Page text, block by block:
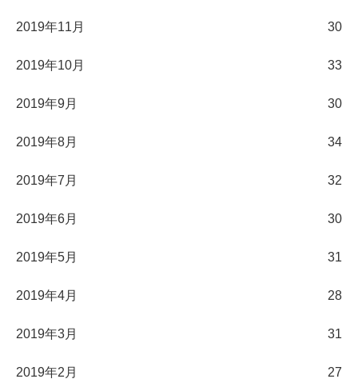
2019年11月 30
2019年10月 33
2019年9月 30
2019年8月 34
2019年7月 32
2019年6月 30
2019年5月 31
2019年4月 28
2019年3月 31
2019年2月 27